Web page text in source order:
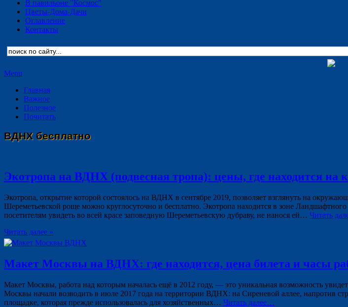
В павильоне "Космос"
Цветы-Дома-Дачи
Оглавление
Контакты
Menu
Главная
Важное
Полезное
Почитать
ВДНХ бесплатно
Экотропа на ВДНХ (подвесная тропа): цены, где находится на
Экотропа, открытие которой состоялось на ВДНХ в сентябре 2019, позволяет взглянуть на
Шереметьевской роще можно круглосуточно и бесплатно. Экотропа находится в зоне
посетителям увидеть во всей красе заповедную Шереметьевскую дубраву, не нанося ей… Читать
Читать далее »
Макет Москвы на ВДНХ: где находится, цена билета и часы
Макет Москвы, работа над которым началась ещё в 2012 году, — это уникальная возможность
Москвы начали возводить в июле 2017 года на территории ВДНХ: на Сиреневой аллее, напротив
площадке, которая прежде использовалась для хозяйственных… Читать далее…